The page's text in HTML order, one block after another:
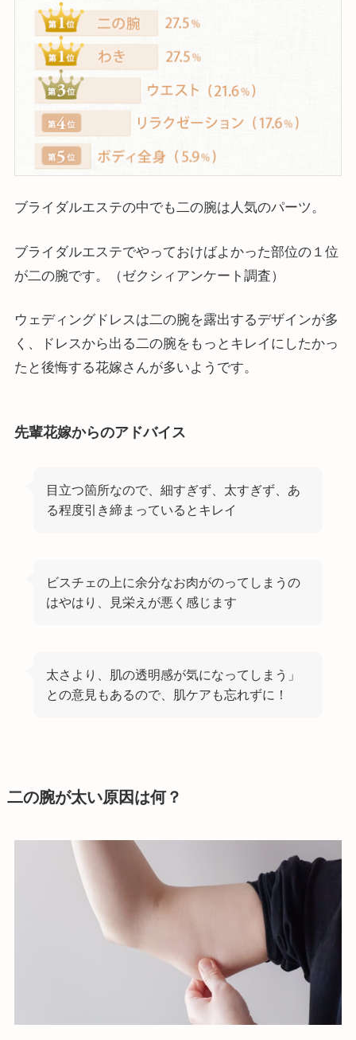
ブライダルエステの中でも二の腕は人気のパーツ。
ブライダルエステでやっておけばよかった部位の１位
が二の腕です。（ゼクシィアンケート調査）
ウェディングドレスは二の腕を露出するデザインが多
く、ドレスから出る二の腕をもっとキレイにしたかっ
たと後悔する花嫁さんが多いようです。
先輩花嫁からのアドバイス
目立つ箇所なので、細すぎず、太すぎず、あ
る程度引き締まっているとキレイ
ビスチェの上に余分なお肉がのってしまうの
はやはり、見栄えが悪く感じます
太さより、肌の透明感が気になってしまう」
との意見もあるので、肌ケアも忘れずに！
二の腕が太い原因は何？